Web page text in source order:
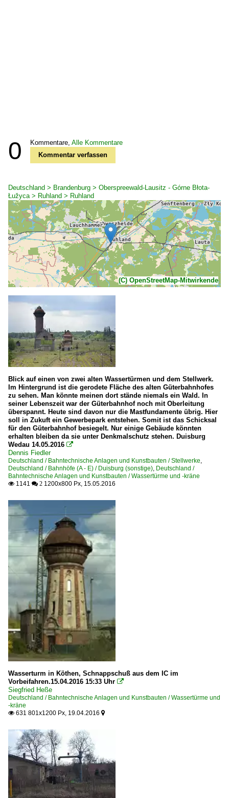
0 Kommentare, Alle Kommentare
Kommentar verfassen
Deutschland > Brandenburg > Oberspreewald-Lausitz - Górne Błota-
Łužyca > Ruhland > Ruhland
(C) OpenStreetMap-Mitwirkende
Blick auf einen von zwei alten Wassertürmen und dem Stellwerk.
Im Hintergrund ist die gerodete Fläche des alten Güterbahnhofes
zu sehen. Man könnte meinen dort stände niemals ein Wald. In
seiner Lebenszeit war der Güterbahnhof noch mit Oberleitung
überspannt. Heute sind davon nur die Mastfundamente übrig. Hier
soll in Zukuft ein Gewerbepark entstehen. Somit ist das Schicksal
für den Güterbahnhof besiegelt. Nur einige Gebäude könnten
erhalten bleiben da sie unter Denkmalschutz stehen. Duisburg
Wedau 14.05.2016 
Dennis Fiedler
Deutschland / Bahntechnische Anlagen und Kunstbauten / Stellwerke,
Deutschland / Bahnhöfe (A - E) / Duisburg (sonstige), Deutschland /
Bahntechnische Anlagen und Kunstbauten / Wassertürme und -kräne
 1141  2 1200x800 Px, 15.05.2016
Wasserturm in Köthen, Schnappschuß aus dem IC im
Vorbeifahren.15.04.2016 15:33 Uhr 
Siegfried Heße
Deutschland / Bahntechnische Anlagen und Kunstbauten / Wassertürme und
-kräne
 631 801x1200 Px, 19.04.2016 